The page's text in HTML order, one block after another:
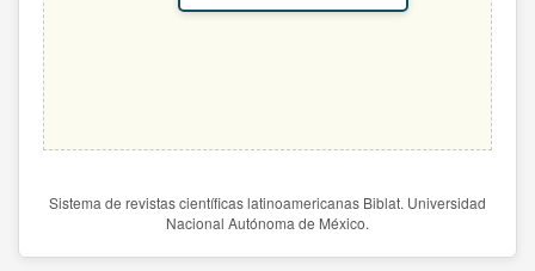
Sistema de revistas científicas latinoamericanas Biblat. Universidad
Nacional Autónoma de México.